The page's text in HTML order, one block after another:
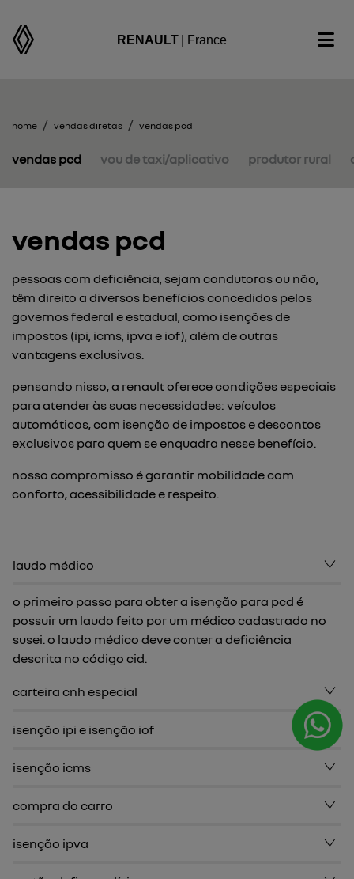
RENAULT | France
home vendas diretas vendas pcd
vendas pcd vou de taxi/aplicativo produtor rural
vendas pcd
pessoas com deficiência, sejam condutoras ou não,
têm direito a diversos benefícios concedidos pelos
governos federal e estadual, como isenções de
impostos (ipi, icms, ipva e iof), além de outras
vantagens exclusivas.
pensando nisso, a renault oferece condições especiais
para atender às suas necessidades: veículos
automáticos, com isenção de impostos e descontos
exclusivos para quem se enquadra nesse benefício.
nosso compromisso é garantir mobilidade com
conforto, acessibilidade e respeito.
laudo médico
o primeiro passo para obter a isenção para pcd é
possuir um laudo feito por um médico cadastrado no
susei. o laudo médico deve conter a deficiência
descrita no código cid.
carteira cnh especial
isenção ipi e isenção iof
isenção icms
compra do carro
isenção ipva